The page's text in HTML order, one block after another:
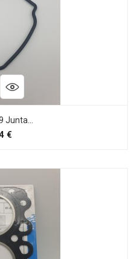
Junta...
€